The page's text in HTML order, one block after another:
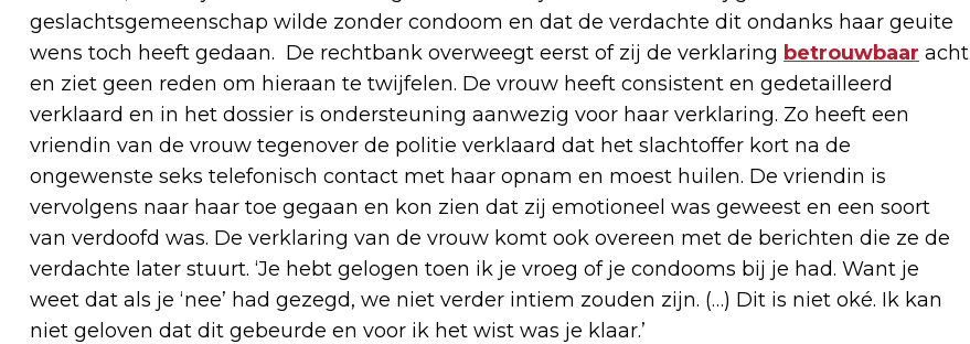
geslachtsgemeenschap wilde zonder condoom en dat de verdachte dit ondanks haar geuite
wens toch heeft gedaan. De rechtbank overweegt eerst of zij de verklaring betrouwbaar acht
en ziet geen reden om hieraan te twijfelen. De vrouw heeft consistent en gedetailleerd
verklaard en in het dossier is ondersteuning aanwezig voor haar verklaring. Zo heeft een
vriendin van de vrouw tegenover de politie verklaard dat het slachtoffer kort na de
ongewenste seks telefonisch contact met haar opnam en moest huilen. De vriendin is
vervolgens naar haar toe gegaan en kon zien dat zij emotioneel was geweest en een soort
van verdoofd was. De verklaring van de vrouw komt ook overeen met de berichten die ze de
verdachte later stuurt. ‘Je hebt gelogen toen ik je vroeg of je condooms bij je had. Want je
weet dat als je ‘nee’ had gezegd, we niet verder intiem zouden zijn. (…) Dit is niet oké. Ik kan
niet geloven dat dit gebeurde en voor ik het wist was je klaar.’